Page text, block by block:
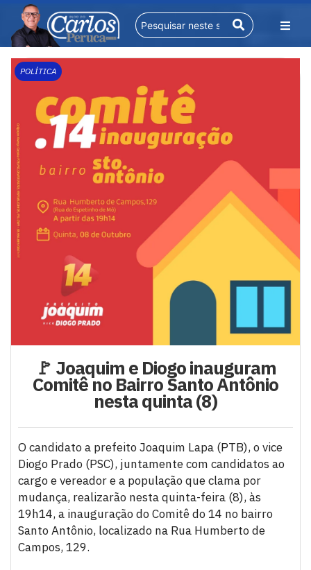
POLÍTICA
🚩 Joaquim e Diogo inauguram
Comitê no Bairro Santo Antônio
nesta quinta (8)
O candidato a prefeito Joaquim Lapa (PTB), o vice
Diogo Prado (PSC), juntamente com candidatos ao
cargo e vereador e a população que clama por
mudança, realizarão nesta quinta-feira (8), às
19h14, a inauguração do Comitê do 14 no bairro
Santo Antônio, localizado na Rua Humberto de
Campos, 129.